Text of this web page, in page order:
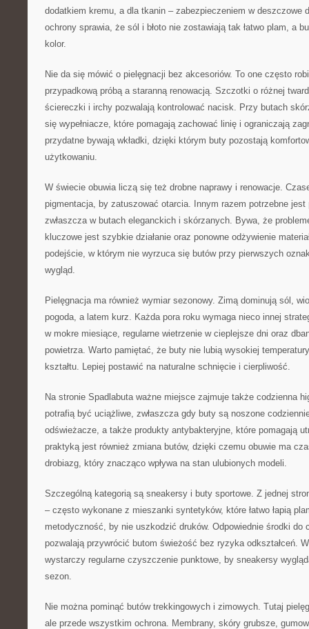
dodatkiem kremu, a dla tkanin – zabezpieczeniem w deszczowe
ochrony sprawia, że sól i błoto nie zostawiają tak łatwo plam, a
kolor.
Nie da się mówić o pielęgnacji bez akcesoriów. To one często
przypadkową próbą a staranną renowacją. Szczotki o różnej
ściereczki i irchy pozwalają kontrolować nacisk. Przy butach
się wypełniacze, które pomagają zachować linię i ograniczają
przydatne bywają wkładki, dzięki którym buty pozostają
użytkowaniu.
W świecie obuwia liczą się też drobne naprawy i renowacje.
pigmentacja, by zatuszować otarcia. Innym razem potrzebne jest
zwłaszcza w butach eleganckich i skórzanych. Bywa, że
kluczowe jest szybkie działanie oraz ponowne odżywienie
podejście, w którym nie wyrzuca się butów przy pierwszych
wygląd.
Pielęgnacja ma również wymiar sezonowy. Zimą dominują sól,
pogoda, a latem kurz. Każda pora roku wymaga nieco innej
w mokre miesiące, regularne wietrzenie w cieplejsze dni oraz
powietrza. Warto pamiętać, że buty nie lubią wysokiej
kształtu. Lepiej postawić na naturalne schnięcie i cierpliwość.
Na stronie Spadlabuta ważne miejsce zajmuje także codzienna
potrafią być uciążliwe, zwłaszcza gdy buty są noszone
odświeżacze, a także produkty antybakteryjne, które pomagają
praktyką jest również zmiana butów, dzięki czemu obuwie ma
drobiazg, który znacząco wpływa na stan ulubionych modeli.
Szczególną kategorią są sneakersy i buty sportowe. Z jednej
– często wykonane z mieszanki syntetyków, które łatwo łapią
metodyczność, by nie uszkodzić druków. Odpowiednie środki do
pozwalają przywrócić butom świeżość bez ryzyka odkształceń.
wystarczy regularne czyszczenie punktowe, by sneakersy
sezon.
Nie można pominąć butów trekkingowych i zimowych. Tutaj
ale przede wszystkim ochrona. Membrany, skóry grubsze,